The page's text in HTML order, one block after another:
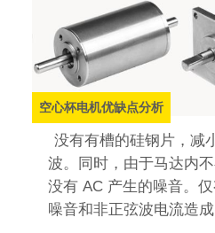
空心杯电机优缺点分析
没有有槽的硅钢片，减
波。同时，由于马达内
没有 AC 产生的噪音。
噪音和非正弦波电流造